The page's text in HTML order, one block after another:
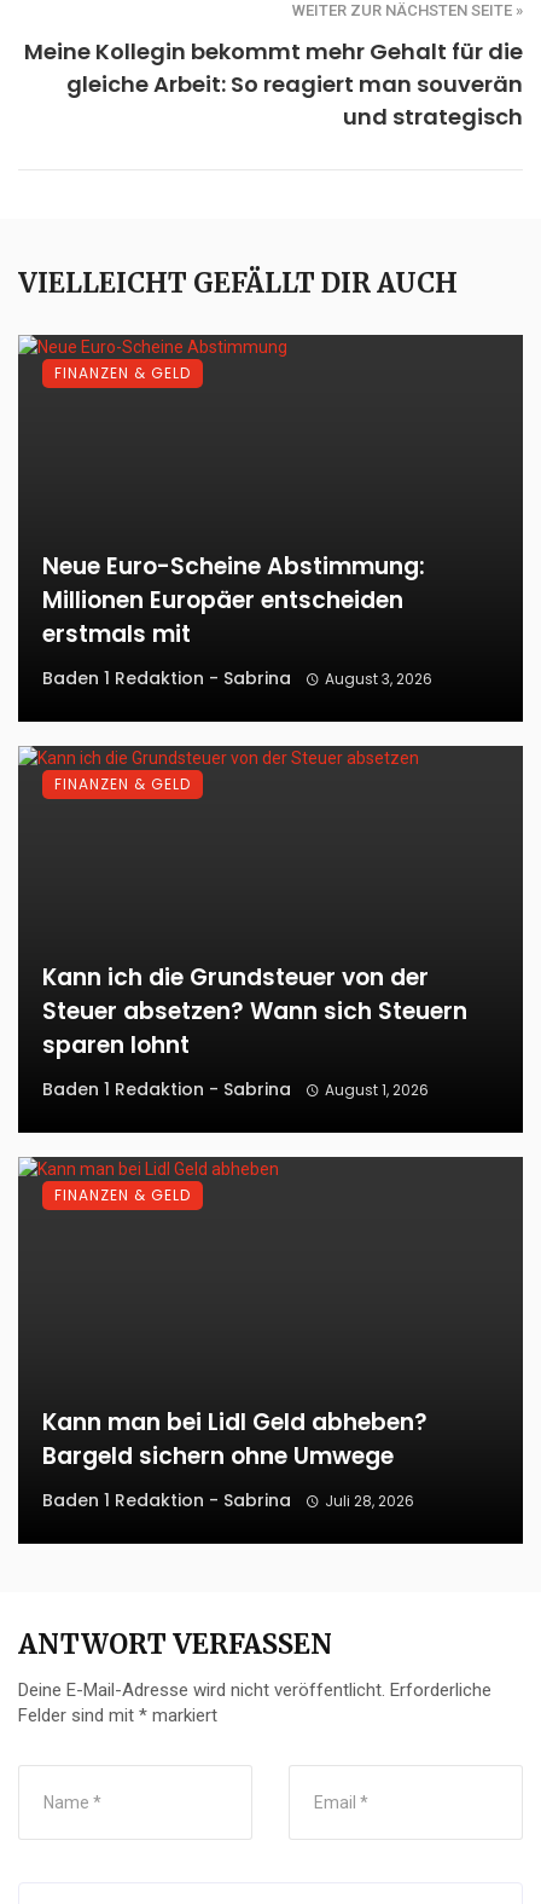
WEITER ZUR NÄCHSTEN SEITE »
Meine Kollegin bekommt mehr Gehalt für die
gleiche Arbeit: So reagiert man souverän
und strategisch
VIELLEICHT GEFÄLLT DIR AUCH
Neue Euro-Scheine Abstimmung:
Millionen Europäer entscheiden
erstmals mit
Baden 1 Redaktion - Sabrina August 3, 2026
FINANZEN & GELD
Kann ich die Grundsteuer von der
Steuer absetzen? Wann sich Steuern
sparen lohnt
Baden 1 Redaktion - Sabrina August 1, 2026
FINANZEN & GELD
Kann man bei Lidl Geld abheben?
Bargeld sichern ohne Umwege
Baden 1 Redaktion - Sabrina Juli 28, 2026
FINANZEN & GELD
ANTWORT VERFASSEN
Deine E-Mail-Adresse wird nicht veröffentlicht. Erforderliche
Felder sind mit * markiert